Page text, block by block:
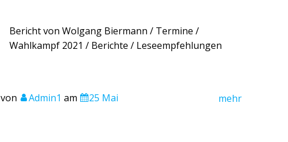
Bericht von Wolgang Biermann / Termine /
Wahlkampf 2021 / Berichte / Leseempfehlungen
von Admin1 am 25 Mai mehr